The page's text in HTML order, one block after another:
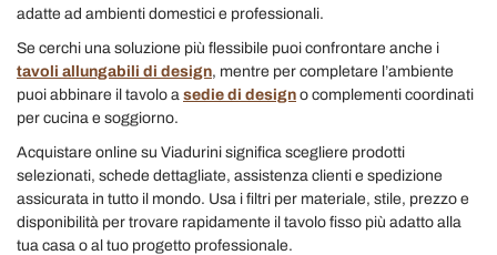
adatte ad ambienti domestici e professionali.
Se cerchi una soluzione più flessibile puoi confrontare anche i
tavoli allungabili di design, mentre per completare l’ambiente
puoi abbinare il tavolo a sedie di design o complementi coordinati
per cucina e soggiorno.
Acquistare online su Viadurini significa scegliere prodotti
selezionati, schede dettagliate, assistenza clienti e spedizione
assicurata in tutto il mondo. Usa i filtri per materiale, stile, prezzo e
disponibilità per trovare rapidamente il tavolo fisso più adatto alla
tua casa o al tuo progetto professionale.